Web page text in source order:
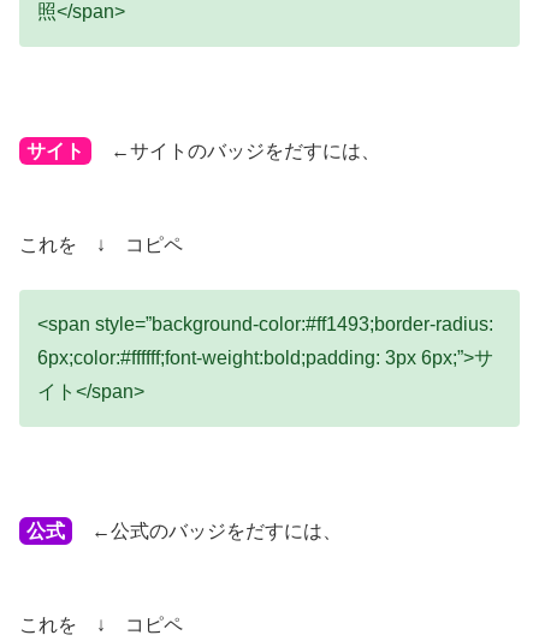
照</span>
サイト ←サイトのバッジをだすには、
これを ↓ コピペ
<span style=”background-color:#ff1493;border-radius:
6px;color:#ffffff;font-weight:bold;padding: 3px 6px;”>サ
イト</span>
公式 ←公式のバッジをだすには、
これを ↓ コピペ